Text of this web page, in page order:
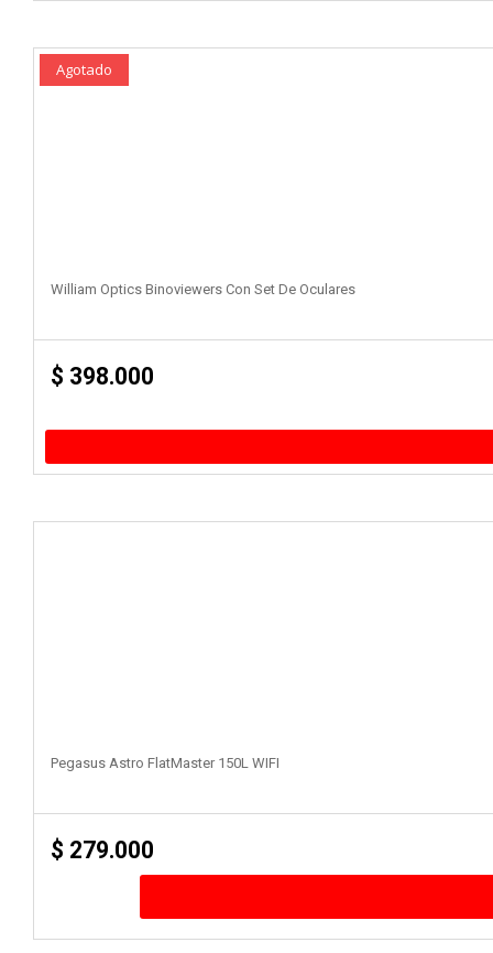
Agotado
William Optics Binoviewers Con Set De Oculares
$ 398.000
Pegasus Astro FlatMaster 150L WIFI
$ 279.000